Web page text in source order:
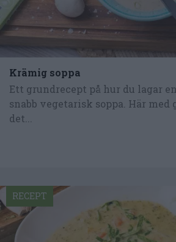
Krämig soppa
Ett grundrecept på hur du lagar
snabb vegetarisk soppa. Här med
det...
RECEPT